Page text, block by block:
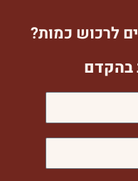
לרכוש כמות?
בהקדם